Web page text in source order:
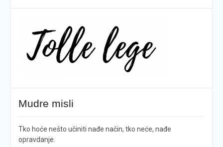
Mudre misli
Tko hoće nešto učiniti nađe način, tko neće, nađe
opravdanje.